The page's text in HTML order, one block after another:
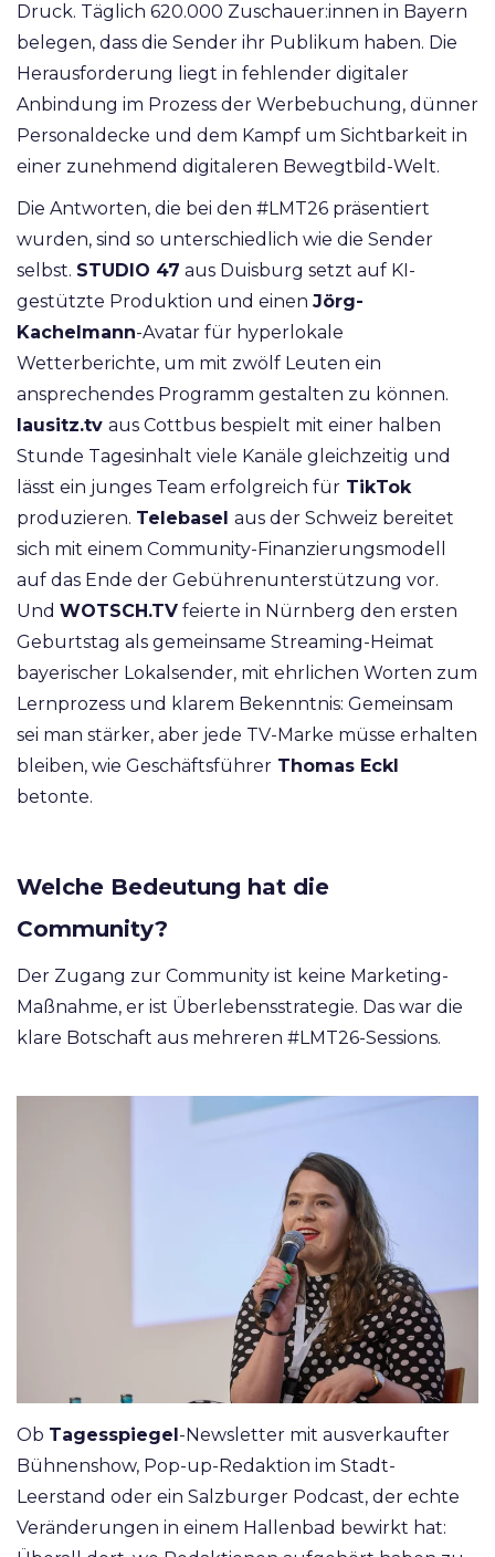
Druck. Täglich 620.000 Zuschauer:innen in Bayern
belegen, dass die Sender ihr Publikum haben. Die
Herausforderung liegt in fehlender digitaler
Anbindung im Prozess der Werbebuchung, dünner
Personaldecke und dem Kampf um Sichtbarkeit in
einer zunehmend digitaleren Bewegtbild-Welt.
Die Antworten, die bei den #LMT26 präsentiert
wurden, sind so unterschiedlich wie die Sender
selbst. STUDIO 47 aus Duisburg setzt auf KI-
gestützte Produktion und einen Jörg-
Kachelmann-Avatar für hyperlokale
Wetterberichte, um mit zwölf Leuten ein
ansprechendes Programm gestalten zu können.
lausitz.tv aus Cottbus bespielt mit einer halben
Stunde Tagesinhalt viele Kanäle gleichzeitig und
lässt ein junges Team erfolgreich für TikTok
produzieren. Telebasel aus der Schweiz bereitet
sich mit einem Community-Finanzierungsmodell
auf das Ende der Gebührenunterstützung vor.
Und WOTSCH.TV feierte in Nürnberg den ersten
Geburtstag als gemeinsame Streaming-Heimat
bayerischer Lokalsender, mit ehrlichen Worten zum
Lernprozess und klarem Bekenntnis: Gemeinsam
sei man stärker, aber jede TV-Marke müsse erhalten
bleiben, wie Geschäftsführer Thomas Eckl
betonte.
Welche Bedeutung hat die
Community?
Der Zugang zur Community ist keine Marketing-
Maßnahme, er ist Überlebensstrategie. Das war die
klare Botschaft aus mehreren #LMT26-Sessions.
Ob Tagesspiegel -Newsletter mit ausverkaufter
Bühnenshow, Pop-up-Redaktion im Stadt-
Leerstand oder ein Salzburger Podcast, der echte
Veränderungen in einem Hallenbad bewirkt hat: